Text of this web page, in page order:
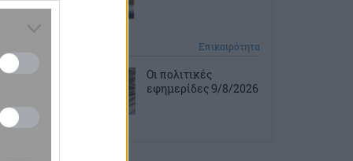
Επικαιρότητα
Οι πολιτικές
εφημερίδες 9/8/2026